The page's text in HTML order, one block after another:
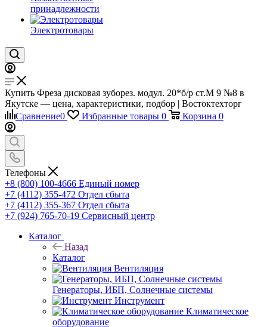
принадлежности
Электротовары
Купить Фреза дисковая зуборез. модул. 20*б/р ст.М 9 №8 в
Якутске — цена, характеристики, подбор | Востоктехторг
Сравнение0 Избранные товары 0 Корзина 0
Телефоны
+8 (800) 100-4666 Единый номер
+7 (4112) 355-472 Отдел сбыта
+7 (4112) 355-367 Отдел сбыта
+7 (924) 765-70-19 Сервисный центр
Каталог
Назад
Каталог
Вентиляция
Генераторы, ИБП, Солнечные системы
Инструмент
Климатическое
оборудование